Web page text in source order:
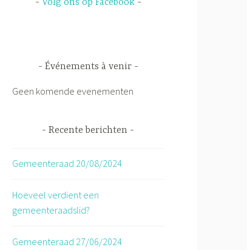
Volg ons op Facebook
Événements à venir
Geen komende evenementen
Recente berichten
Gemeenteraad 20/08/2024
Hoeveel verdient een
gemeenteraadslid?
Gemeenteraad 27/06/2024